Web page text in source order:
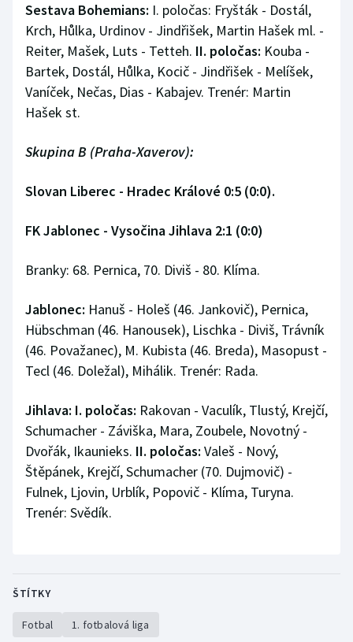
Sestava Bohemians: I. poločas: Fryšták - Dostál,
Krch, Hůlka, Urdinov - Jindřišek, Martin Hašek ml. -
Reiter, Mašek, Luts - Tetteh. II. poločas: Kouba -
Bartek, Dostál, Hůlka, Kocič - Jindřišek - Melíšek,
Vaníček, Nečas, Dias - Kabajev. Trenér: Martin
Hašek st.
Skupina B (Praha-Xaverov):
Slovan Liberec - Hradec Králové 0:5 (0:0).
FK Jablonec - Vysočina Jihlava 2:1 (0:0)
Branky: 68. Pernica, 70. Diviš - 80. Klíma.
Jablonec: Hanuš - Holeš (46. Jankovič), Pernica,
Hübschman (46. Hanousek), Lischka - Diviš, Trávník
(46. Považanec), M. Kubista (46. Breda), Masopust -
Tecl (46. Doležal), Mihálik. Trenér: Rada.
Jihlava: I. poločas: Rakovan - Vaculík, Tlustý, Krejčí,
Schumacher - Záviška, Mara, Zoubele, Novotný -
Dvořák, Ikaunieks. II. poločas: Valeš - Nový,
Štěpánek, Krejčí, Schumacher (70. Dujmovič) -
Fulnek, Ljovin, Urblík, Popovič - Klíma, Turyna.
Trenér: Svědík.
ŠTÍTKY
Fotbal 1. fotbalová liga